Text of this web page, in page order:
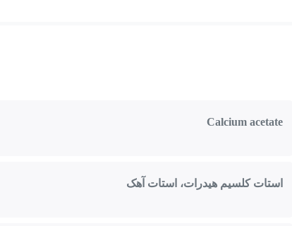
Calcium acetate
استات کلسیم هیدرات، استات آهک